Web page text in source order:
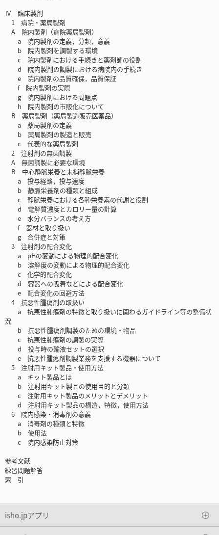
Ⅳ 臨床製剤
1 病院・薬局製剤
A 院内製剤（病院薬局製剤）
a 院内製剤の定義，分類，意義
b 院内製剤を調製する環境
c 院内製剤における手続きと薬剤師の役割
d 院内製剤の調製における病院内の手続き
e 院内製剤の品質確保，品質保証
f 院内製剤の実際
g 院内製剤における問題点
h 院内製剤の市販化について
B 薬局製剤（薬局製造販売医薬品）
a 薬局製剤の定義
b 薬局製剤の製造と販売
c 代表的な薬局製剤
2 注射剤の無菌調製
A 無菌調製に必要な環境
B 中心静脈栄養と末梢静脈栄養
a 投与経路，投与速度
b 静脈栄養剤の種類と組成
c 静脈栄養における各種栄養素の代謝と役割
d 電解質濃度とカロリー量の計算
e 水分バランスの考え方
f 器材と取り扱い
g 合併症と対策
3 注射剤の配合変化
a pHの変動による物理的配合変化
b 溶解度の変動による物理的配合変化
c 化学的配合変化
d 容器への吸着などによる配合変化
e 配合変化の回避方法
4 抗悪性腫瘍剤の取扱い
a 抗悪性腫瘍剤の特徴と取り扱いに関わるガイドライン等の整備状
況
b 抗悪性腫瘍剤調製のための環境・物品
c 抗悪性腫瘍剤の調製の実際
d 投与時の輸液セットの選択
e 抗悪性腫瘍剤調製業務を支援する機器について
5 注射用キット製品・使用方法
a キット製品とは
b 注射用キット製品の使用目的と分類
c 注射用キット製品のメリットとデメリット
d 注射用キット製品の構造，特徴，使用方法
6 院内感染・消毒剤の意義
a 消毒剤の種類と特徴
b 使用法
c 院内感染防止対策
参考文献
練習問題解答
索 引
isho.jpアプリ